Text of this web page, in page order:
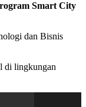
Smart City
dan Bisnis
di lingkungan